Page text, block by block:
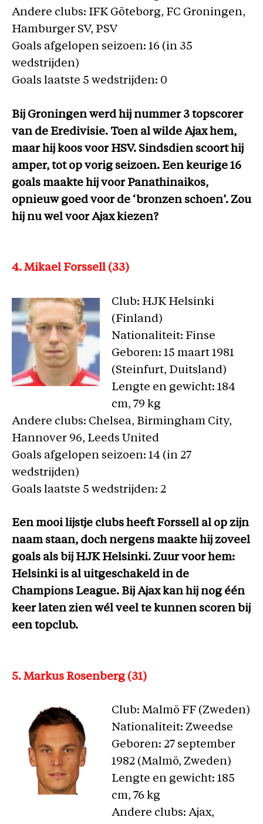
Andere clubs: IFK Göteborg, FC Groningen,
Hamburger SV, PSV
Goals afgelopen seizoen: 16 (in 35
wedstrijden)
Goals laatste 5 wedstrijden: 0
Bij Groningen werd hij nummer 3 topscorer
van de Eredivisie. Toen al wilde Ajax hem,
maar hij koos voor HSV. Sindsdien scoort hij
amper, tot op vorig seizoen. Een keurige 16
goals maakte hij voor Panathinaikos,
opnieuw goed voor de ‘bronzen schoen’. Zou
hij nu wel voor Ajax kiezen?
4. Mikael Forssell (33)
Club: HJK Helsinki
(Finland)
Nationaliteit: Finse
Geboren: 15 maart 1981
(Steinfurt, Duitsland)
Lengte en gewicht: 184
cm, 79 kg
Andere clubs: Chelsea, Birmingham City,
Hannover 96, Leeds United
Goals afgelopen seizoen: 14 (in 27
wedstrijden)
Goals laatste 5 wedstrijden: 2
Een mooi lijstje clubs heeft Forssell al op zijn
naam staan, doch nergens maakte hij zoveel
goals als bij HJK Helsinki. Zuur voor hem:
Helsinki is al uitgeschakeld in de
Champions League. Bij Ajax kan hij nog één
keer laten zien wél veel te kunnen scoren bij
een topclub.
5. Markus Rosenberg (31)
Club: Malmö FF (Zweden)
Nationaliteit: Zweedse
Geboren: 27 september
1982 (Malmö, Zweden)
Lengte en gewicht: 185
cm, 76 kg
Andere clubs: Ajax,